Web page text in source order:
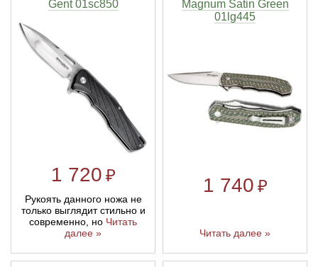
Gent 01sc850
1 720 ₽
Рукоять данного ножа не
только выглядит стильно и
современно, но Читать
далее »
Magnum Satin Green
01lg445
1 740 ₽
Читать далее »